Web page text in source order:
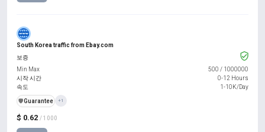
South Korea traffic from Ebay.com
$ 0.62 / 1000
보증
Min Max
500 / 1000000
시작 시간
0-12 Hours
속도
1-10K/Day
️🛡️Guarantee +1